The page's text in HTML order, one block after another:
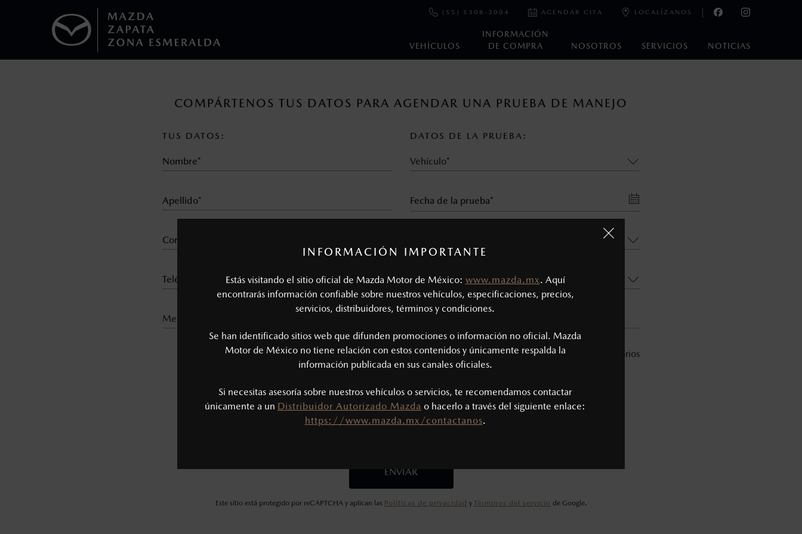
INFORMACIÓN IMPORTANTE
Estás visitando el sitio oficial de Mazda Motor de México: www.mazda.mx. Aquí
encontrarás información confiable sobre nuestros vehículos, especificaciones, precios,
servicios, distribuidores, términos y condiciones.
Se han identificado sitios web que difunden promociones o información no oficial. Mazda
Motor de México no tiene relación con estos contenidos y únicamente respalda la
información publicada en sus canales oficiales.
Si necesitas asesoría sobre nuestros vehículos o servicios, te recomendamos contactar
únicamente a un Distribuidor Autorizado Mazda o hacerlo a través del siguiente enlace:
https://www.mazda.mx/contactanos.
VEHÍCULOS
INFORMACIÓN
DE COMPRA
NOSOTROS SERVICIOS NOTICIAS
(55) 5308-3004 AGENDAR CITA LOCALÍZANOS
COMPÁRTENOS TUS DATOS PARA AGENDAR UNA PRUEBA DE MANEJO
TUS DATOS:
medio de contacto*
DATOS DE LA PRUEBA:
Vehículo*
¿Considera otro vehículo?
* Campos obligatorios
Recibir promociones Tengo licencia vigente*
He leído y aceptado la
ENVIAR
Este sitio está protegido por reCAPTCHA y aplican las Políticas de privacidad y Términos del servicio de Google.
I.S.A.N., y pueden cambiar sin previo aviso, no incluyen: tenencias, placas, accesorios, seguro y gastos administrativos. Mazda de México, se reserva el derecho de
Todas las imágenes del sitio son meramente ilustrativas.